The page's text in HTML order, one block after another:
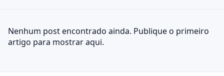
Conta Digital
Pressione Enter para buscar ou ESC para fechar.
Posts
Nenhum post encontrado ainda. Publique o primeiro
artigo para mostrar aqui.